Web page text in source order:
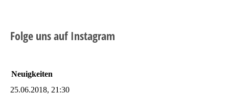
Folge uns auf Instagram
Neuigkeiten
25.06.2018, 21:30